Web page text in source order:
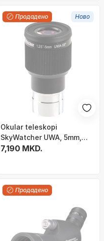
Продадено Ново
Okular teleskopi
SkyWatcher UWA, 5mm,
1.25", i zi
7,190 MKD.
Продадено